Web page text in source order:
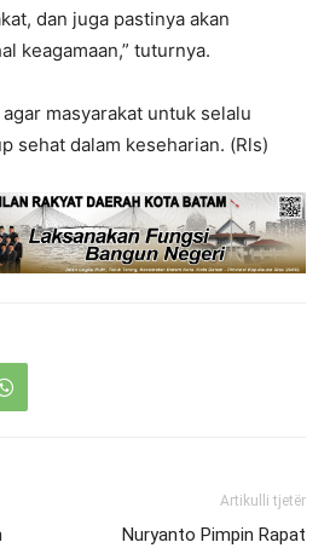
dan juga pastinya akan
keagamaan,” tuturnya.
masyarakat untuk selalu
sehat dalam keseharian. (Rls)
Artikulli tjetër
Nuryanto Pimpin Rapat